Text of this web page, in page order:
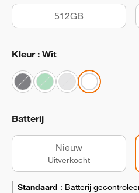
512GB
Kleur : Wit
Batterij
Nieuw
Uitverkocht
Standaard : Batterij